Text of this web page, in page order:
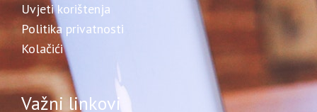
Uvjeti korištenja
Politika privatnosti
Kolačići
Važni linkovi